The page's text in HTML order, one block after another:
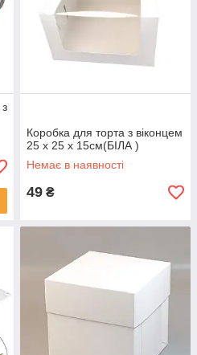
Коробка для торта з віконцем
25 х 25 х 15см(БІЛА )
Немає в наявності
49 ₴